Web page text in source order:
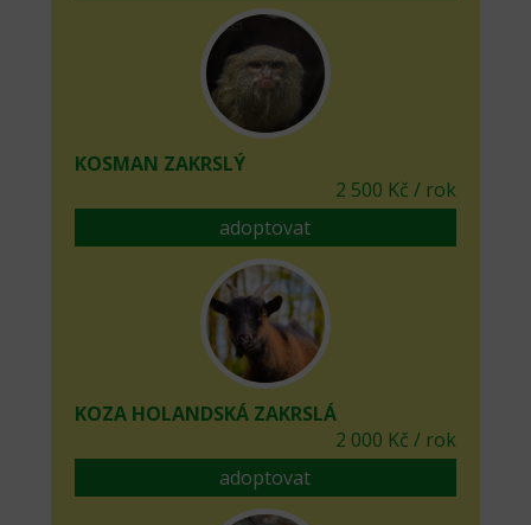
KOSMAN ZAKRSLÝ
2 500 Kč / rok
adoptovat
KOZA HOLANDSKÁ ZAKRSLÁ
2 000 Kč / rok
adoptovat